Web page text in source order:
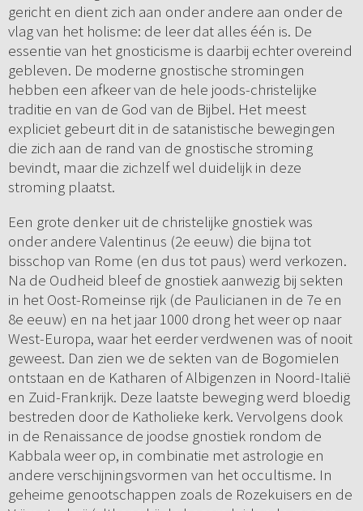
gericht en dient zich aan onder andere aan onder de
vlag van het holisme: de leer dat alles één is. De
essentie van het gnosticisme is daarbij echter overeind
gebleven. De moderne gnostische stromingen
hebben een afkeer van de hele joods-christelijke
traditie en van de God van de Bijbel. Het meest
expliciet gebeurt dit in de satanistische bewegingen
die zich aan de rand van de gnostische stroming
bevindt, maar die zichzelf wel duidelijk in deze
stroming plaatst.
Een grote denker uit de christelijke gnostiek was
onder andere Valentinus (2e eeuw) die bijna tot
bisschop van Rome (en dus tot paus) werd verkozen.
Na de Oudheid bleef de gnostiek aanwezig bij sekten
in het Oost-Romeinse rijk (de Paulicianen in de 7e en
8e eeuw) en na het jaar 1000 drong het weer op naar
West-Europa, waar het eerder verdwenen was of nooit
geweest. Dan zien we de sekten van de Bogomielen
ontstaan en de Katharen of Albigenzen in Noord-Italië
en Zuid-Frankrijk. Deze laatste beweging werd bloedig
bestreden door de Katholieke kerk. Vervolgens dook
in de Renaissance de joodse gnostiek rondom de
Kabbala weer op, in combinatie met astrologie en
andere verschijningsvormen van het occultisme. In
geheime genootschappen zoals de Rozekuisers en de